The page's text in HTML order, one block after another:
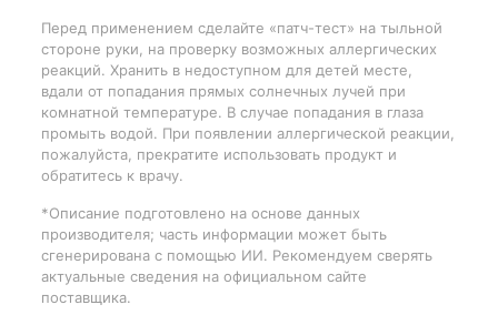
Перед применением сделайте «патч-тест» на тыльной
стороне руки, на проверку возможных аллергических
реакций. Хранить в недоступном для детей месте,
вдали от попадания прямых солнечных лучей при
комнатной температуре. В случае попадания в глаза
промыть водой. При появлении аллергической реакции,
пожалуйста, прекратите использовать продукт и
обратитесь к врачу.
*Описание подготовлено на основе данных
производителя; часть информации может быть
сгенерирована с помощью ИИ. Рекомендуем сверять
актуальные сведения на официальном сайте
поставщика.